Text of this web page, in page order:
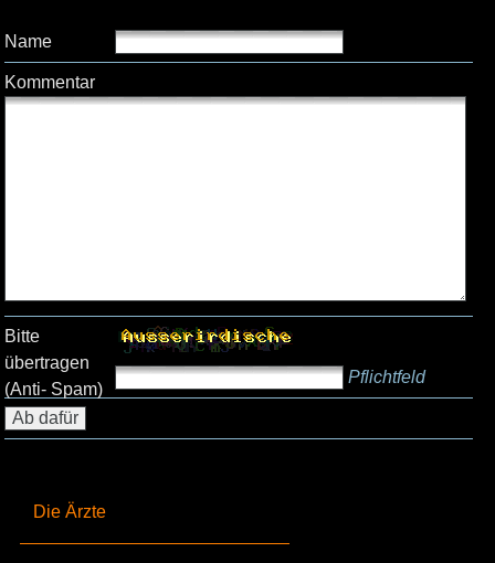
Die Ärzte
Name
Kommentar
Bitte
übertragen
(Anti- Spam)
Pflichtfeld